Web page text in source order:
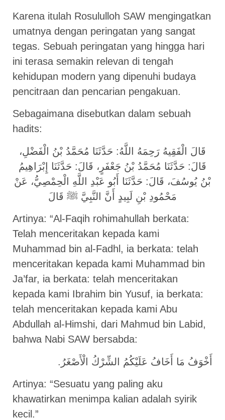
Karena itulah Rosululloh SAW mengingatkan
umatnya dengan peringatan yang sangat
tegas. Sebuah peringatan yang hingga hari
ini terasa semakin relevan di tengah
kehidupan modern yang dipenuhi budaya
pencitraan dan pencarian pengakuan.
Sebagaimana disebutkan dalam sebuah
hadits:
قَالَ الْفَقِيهُ رَحِمَهُ اللَّهُ: حَدَّثَنَا مُحَمَّدُ بْنُ الْفَضْلِ،
قَالَ: حَدَّثَنَا مُحَمَّدُ بْنُ جَعْفَرٍ، قَالَ: حَدَّثَنَا إِبْرَاهِيمُ
بْنُ يُوسُفَ، قَالَ: حَدَّثَنَا أَبُو عَبْدِ اللَّهِ الْحِمْصِيُّ، عَنْ
مَحْمُودِ بْنِ لَبِيدٍ أَنَّ النَّبِيَّ ﷺ قَالَ
Artinya: “Al-Faqih rohimahullah berkata:
Telah menceritakan kepada kami
Muhammad bin al-Fadhl, ia berkata: telah
menceritakan kepada kami Muhammad bin
Ja’far, ia berkata: telah menceritakan
kepada kami Ibrahim bin Yusuf, ia berkata:
telah menceritakan kepada kami Abu
Abdullah al-Himshi, dari Mahmud bin Labid,
bahwa Nabi SAW bersabda:
.أَخْوَفُ مَا أَخَافُ عَلَيْكُمُ الشِّرْكُ الْأَصْغَرُ
Artinya: “Sesuatu yang paling aku
khawatirkan menimpa kalian adalah syirik
kecil.”